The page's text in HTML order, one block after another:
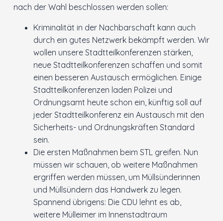
nach der Wahl beschlossen werden sollen:
Kriminalität in der Nachbarschaft kann auch
durch ein gutes Netzwerk bekämpft werden. Wir
wollen unsere Stadtteilkonferenzen stärken,
neue Stadtteilkonferenzen schaffen und somit
einen besseren Austausch ermöglichen. Einige
Stadtteilkonferenzen laden Polizei und
Ordnungsamt heute schon ein, künftig soll auf
jeder Stadtteilkonferenz ein Austausch mit den
Sicherheits- und Ordnungskräften Standard
sein.
Die ersten Maßnahmen beim STL greifen. Nun
müssen wir schauen, ob weitere Maßnahmen
ergriffen werden müssen, um Müllsünderinnen
und Müllsündern das Handwerk zu legen.
Spannend übrigens: Die CDU lehnt es ab,
weitere Mülleimer im Innenstadtraum